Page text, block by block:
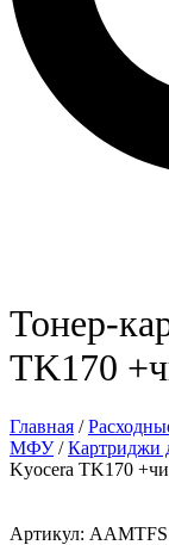
Тонер-
TK170
Главная /
МФУ/Картриджи
Kyocera TK170
Артикул: